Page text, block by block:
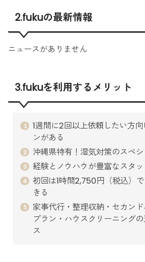
2.fukuの最新情報
ニュースがありません
3.fukuを利用するメリット
1週間に2回以上依頼したい方
ンがある
沖縄県特有！湿気対策のスペ
経験とノウハウが豊富なスタッ
初回は1時間2,750円（税込）
きる
家事代行・整理収納・セカン
プラン・ハウスクリーニング
ス